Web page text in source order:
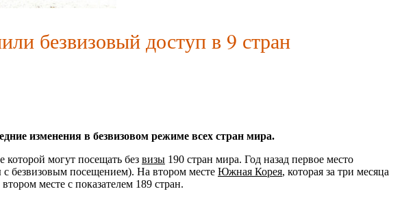
безвизовый доступ в 9 стран
изменения в безвизовом режиме всех стран мира.
которой могут посещать без визы 190 стран мира. Год назад первое место
с безвизовым посещением). На втором месте Южная Корея, которая за три месяца
месте с показателем 189 стран.